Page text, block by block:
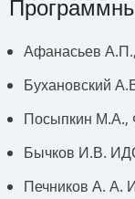
Афанасьев
Бухановский
Посыпкин М.А.,
Бычков И.В.
Печников А.